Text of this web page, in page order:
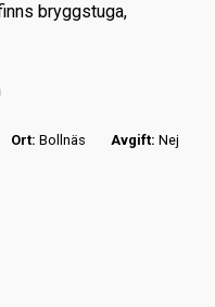
bryggstuga,
Ort: Bollnäs Avgift: Nej